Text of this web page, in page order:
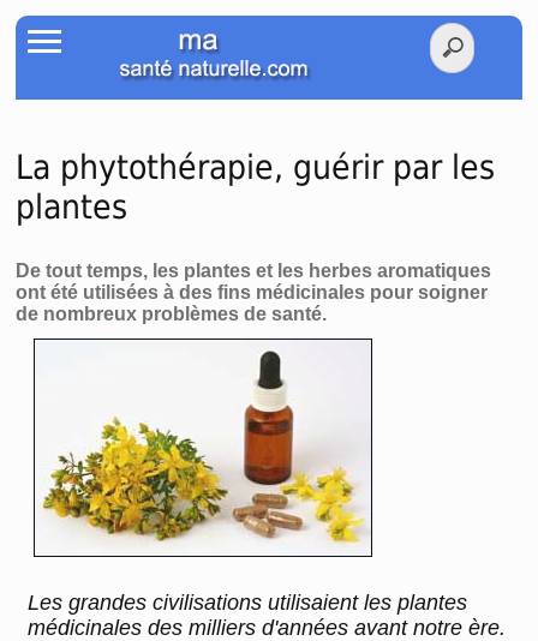
Accueil
Votre Santé
Herbier
Tests
Membres Amis
Twitter
La phytothérapie, guérir par les
plantes
De tout temps, les plantes et les herbes aromatiques
ont été utilisées à des fins médicinales pour soigner
de nombreux problèmes de santé.
Les grandes civilisations utilisaient les plantes
médicinales des milliers d'années avant notre ère.